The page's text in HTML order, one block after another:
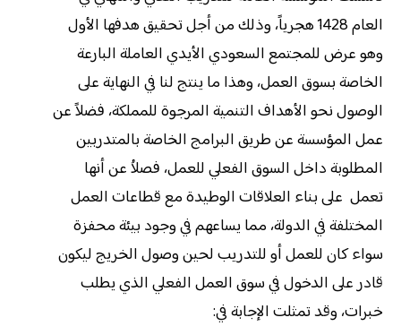
العام 1428 هجرياً، وذلك من أجل تحقيق هدفها الأول
وهو عرض للمجتمع السعودي الأيدي العاملة البارعة
الخاصة بسوق العمل، وهذا ما ينتج لنا في النهاية على
الوصول نحو الأهداف التنمية المرجوة للمملكة، فضلاً عن
عمل المؤسسة عن طريق البرامج الخاصة بالمتدربين
المطلوبة داخل السوق الفعلي للعمل، فصلاُ عن أنها
تعمل على بناء العلاقات الوطيدة مع قطاعات العمل
المختلفة في الدولة، مما يساعهم في وجود بيئة محفزة
سواء كان للعمل أو للتدريب لحين وصول الخريج ليكون
قادر على الدخول في سوق العمل الفعلي الذي يطلب
خبرات، وقد تمثلت الإجابة في: